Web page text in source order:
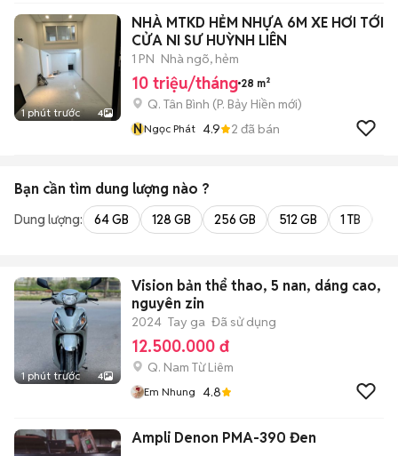
1 phút trước 4
NHÀ MTKD HẺM NHỰA 6M XE HƠI TỚI
CỬA NI SƯ HUỲNH LIÊN
1 PN Nhà ngõ, hẻm
10 triệu/tháng 28 m²
Q. Tân Bình (P. Bảy Hiền mới)
NNgọc Phát 4.9 2 đã bán
Bạn cần tìm dung lượng nào ?
Dung lượng: 64 GB 128 GB 256 GB 512 GB 1 TB
1 phút trước 4
Vision bản thể thao, 5 nan, dáng cao,
nguyên zin
2024 Tay ga Đã sử dụng
12.500.000 đ
Q. Nam Từ Liêm
Em Nhung 4.8
Ampli Denon PMA-390 Đen